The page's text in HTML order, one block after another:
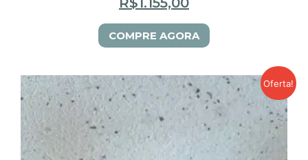
COMPRE AGORA
Oferta!